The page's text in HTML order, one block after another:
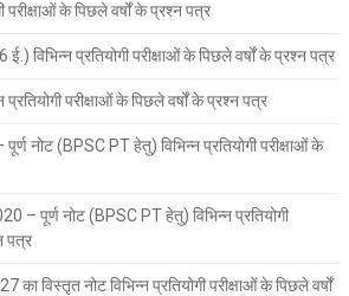
परीक्षाओं के पिछले वर्षों के प्रश्न पत्र
विभिन्न प्रतियोगी परीक्षाओं के पिछले वर्षों के प्रश्न पत्र
प्रतियोगी परीक्षाओं के पिछले वर्षों के प्रश्न पत्र
नोट (BPSC PT हेतु) विभिन्न प्रतियोगी परीक्षाओं के
– पूर्ण नोट (BPSC PT हेतु) विभिन्न प्रतियोगी
पत्र
विस्तृत नोट विभिन्न प्रतियोगी परीक्षाओं के पिछले वर्षों